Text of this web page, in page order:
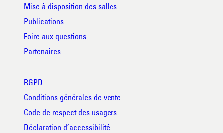
Mise à disposition des salles
Publications
Foire aux questions
Partenaires
RGPD
Conditions générales de vente
Code de respect des usagers
Déclaration d’accessibilité